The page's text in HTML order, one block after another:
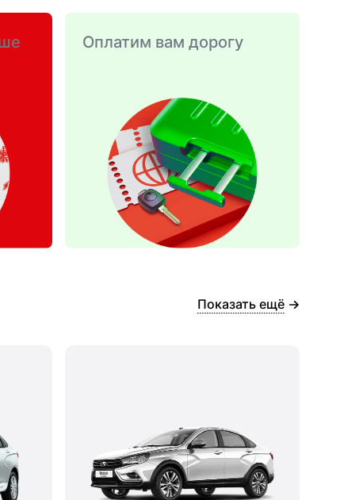
Оплатим вам дорогу
Показать ещё